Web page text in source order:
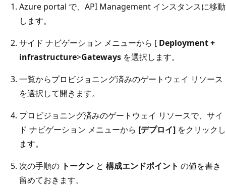
Azure portal で、API Management インスタンスに移動
します。
サイド ナビゲーション メニューから [ Deployment +
infrastructure>Gateways を選択します。
一覧からプロビジョニング済みのゲートウェイ リソース
を選択して開きます。
プロビジョニング済みのゲートウェイ リソースで、サイ
ド ナビゲーション メニューから [デプロイ] をクリックし
ます。
次の手順の トークン と 構成エンドポイント の値を書き
留めておきます。